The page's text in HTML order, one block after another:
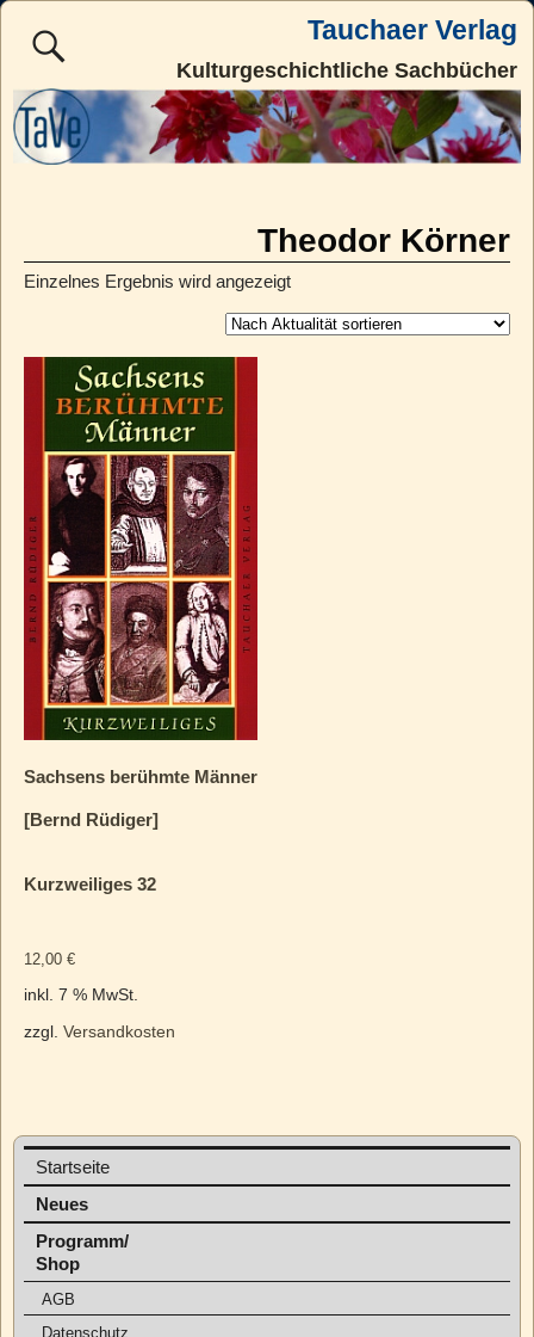
Tauchaer Verlag
Kulturgeschichtliche Sachbücher
Theodor Körner
Einzelnes Ergebnis wird angezeigt
Sachsens berühmte Männer
[Bernd Rüdiger]
Kurzweiliges 32
12,00 €
inkl. 7 % MwSt.
zzgl. Versandkosten
Startseite
Neues
Programm/
Shop
AGB
Datenschutz